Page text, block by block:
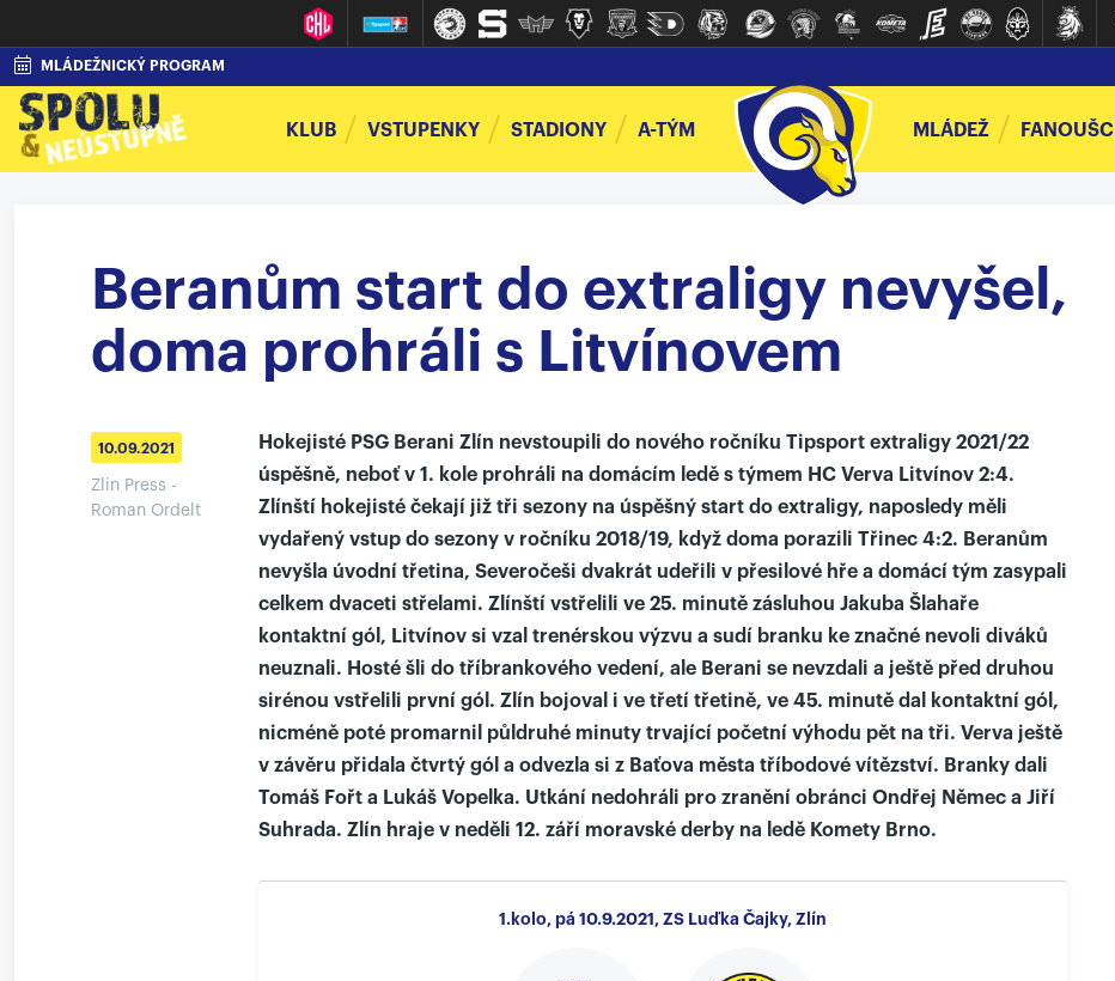
MLÁDEŽNICKÝ PROGRAM
KLUB VSTUPENKY STADIONY A-TÝM MLÁDEŽ FANOUŠCI
Beranům start do extraligy nevyšel,
doma prohráli s Litvínovem
10.09.2021
Zlin Press -
Roman Ordelt
Hokejisté PSG Berani Zlín nevstoupili do nového ročníku Tipsport extraligy 2021/22
úspěšně, neboť v 1. kole prohráli na domácím ledě s týmem HC Verva Litvínov 2:4.
Zlínští hokejisté čekají již tři sezony na úspěšný start do extraligy, naposledy měli
vydařený vstup do sezony v ročníku 2018/19, když doma porazili Třinec 4:2. Beranům
nevyšla úvodní třetina, Severočeši dvakrát udeřili v přesilové hře a domácí tým zasypali
celkem dvaceti střelami. Zlínští vstřelili ve 25. minutě zásluhou Jakuba Šlahaře
kontaktní gól, Litvínov si vzal trenérskou výzvu a sudí branku ke značné nevoli diváků
neuznali. Hosté šli do tříbrankového vedení, ale Berani se nevzdali a ještě před druhou
sirénou vstřelili první gól. Zlín bojoval i ve třetí třetině, ve 45. minutě dal kontaktní gól,
nicméně poté promarnil půldruhé minuty trvající početní výhodu pět na tři. Verva ještě
v závěru přidala čtvrtý gól a odvezla si z Baťova města tříbodové vítězství. Branky dali
Tomáš Fořt a Lukáš Vopelka. Utkání nedohráli pro zranění obránci Ondřej Němec a Jiří
Suhrada. Zlín hraje v neděli 12. září moravské derby na ledě Komety Brno.
1.kolo, pá 10.9.2021, ZS Luďka Čajky, Zlín